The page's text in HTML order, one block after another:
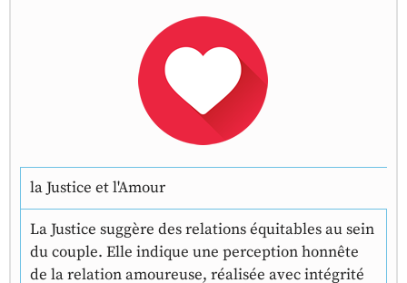
la Justice et l'Amour
La Justice suggère des relations équitables au sein
du couple. Elle indique une perception honnête
de la relation amoureuse, réalisée avec intégrité